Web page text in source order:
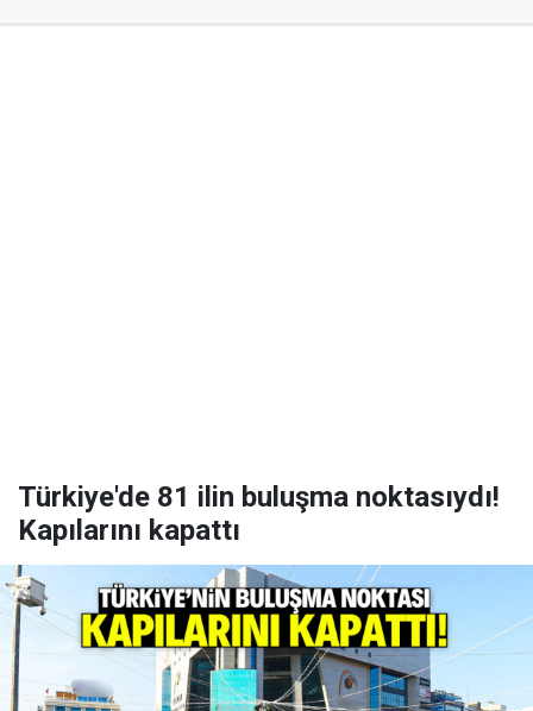
Türkiye'de 81 ilin buluşma noktasıydı!
Kapılarını kapattı